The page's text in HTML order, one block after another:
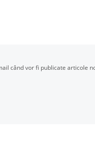
când vor fi publicate articole